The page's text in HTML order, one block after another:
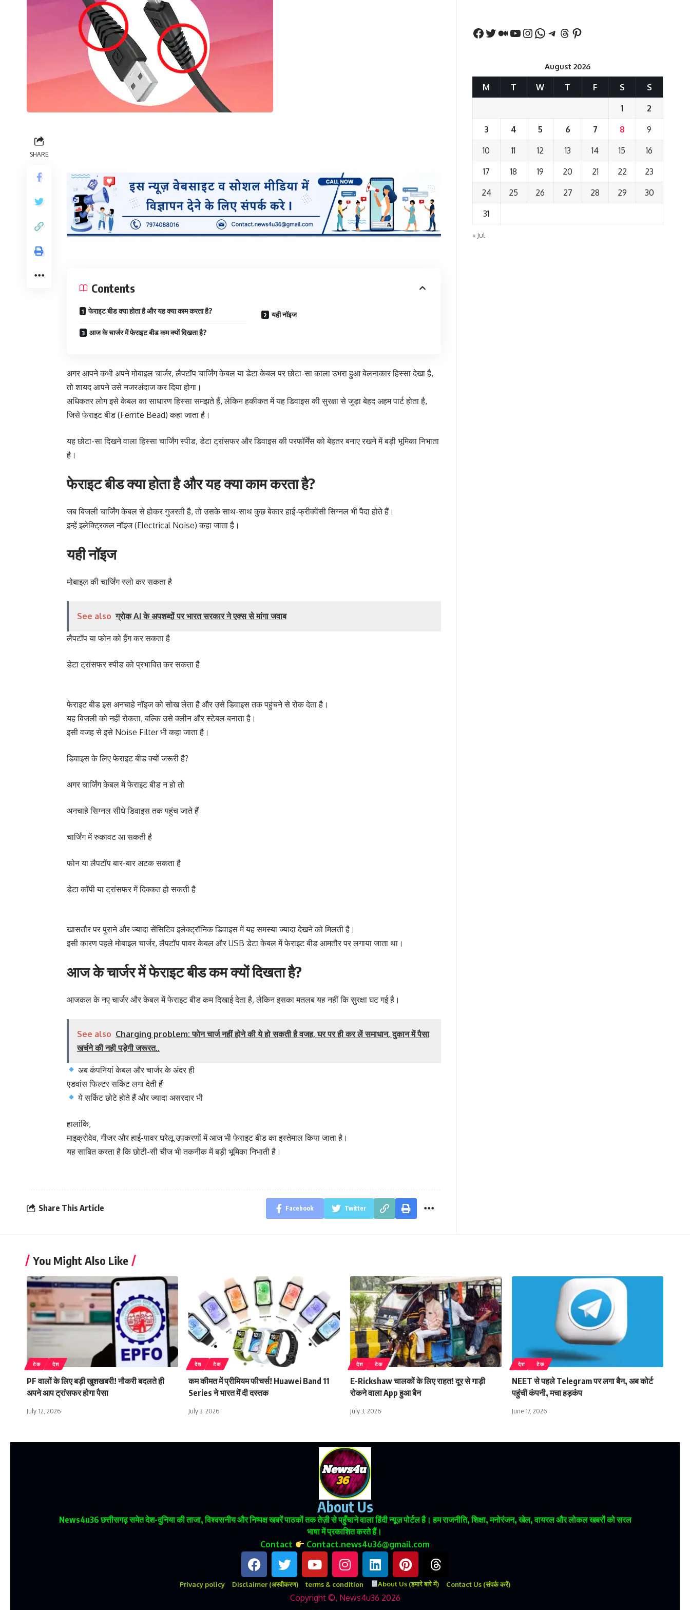
SHARE
Contents
फेराइट बीड क्या होता है और यह क्या काम करता है? यही नॉइज
आज के चार्जर में फेराइट बीड कम क्यों दिखता है?
अगर आपने कभी अपने मोबाइल चार्जर, लैपटॉप चार्जिंग केबल या डेटा केबल पर छोटा-सा काला उभरा हुआ बेलनाकार हिस्सा देखा है,
तो शायद आपने उसे नजरअंदाज कर दिया होगा।
अधिकतर लोग इसे केबल का साधारण हिस्सा समझते हैं, लेकिन हकीकत में यह डिवाइस की सुरक्षा से जुड़ा बेहद अहम पार्ट होता है,
जिसे फेराइट बीड (Ferrite Bead) कहा जाता है।
यह छोटा-सा दिखने वाला हिस्सा चार्जिंग स्पीड, डेटा ट्रांसफर और डिवाइस की परफॉर्मेंस को बेहतर बनाए रखने में बड़ी भूमिका निभाता
है।
फेराइट बीड क्या होता है और यह क्या काम करता है?
जब बिजली चार्जिंग केबल से होकर गुजरती है, तो उसके साथ-साथ कुछ बेकार हाई-फ्रीक्वेंसी सिग्नल भी पैदा होते हैं।
इन्हें इलेक्ट्रिकल नॉइज (Electrical Noise) कहा जाता है।
यही नॉइज
मोबाइल की चार्जिंग स्लो कर सकता है
See also ग्रोक AI के अपशब्दों पर भारत सरकार ने एक्स से मांगा जवाब
लैपटॉप या फोन को हैंग कर सकता है
डेटा ट्रांसफर स्पीड को प्रभावित कर सकता है
फेराइट बीड इस अनचाहे नॉइज को सोख लेता है और उसे डिवाइस तक पहुंचने से रोक देता है।
यह बिजली को नहीं रोकता, बल्कि उसे क्लीन और स्टेबल बनाता है।
इसी वजह से इसे Noise Filter भी कहा जाता है।
डिवाइस के लिए फेराइट बीड क्यों जरूरी है?
अगर चार्जिंग केबल में फेराइट बीड न हो तो
अनचाहे सिग्नल सीधे डिवाइस तक पहुंच जाते हैं
चार्जिंग में रुकावट आ सकती है
फोन या लैपटॉप बार-बार अटक सकता है
डेटा कॉपी या ट्रांसफर में दिक्कत हो सकती है
खासतौर पर पुराने और ज्यादा सेंसिटिव इलेक्ट्रॉनिक डिवाइस में यह समस्या ज्यादा देखने को मिलती है।
इसी कारण पहले मोबाइल चार्जर, लैपटॉप पावर केबल और USB डेटा केबल में फेराइट बीड आमतौर पर लगाया जाता था।
आज के चार्जर में फेराइट बीड कम क्यों दिखता है?
आजकल के नए चार्जर और केबल में फेराइट बीड कम दिखाई देता है, लेकिन इसका मतलब यह नहीं कि सुरक्षा घट गई है।
See also Charging problem: फोन चार्ज नहीं होने की ये हो सकती है वजह, घर पर ही कर लें समाधान, दुकान में पैसा
खर्चने की नही पड़ेगी जरूरत..
अब कंपनियां केबल और चार्जर के अंदर ही
एडवांस फिल्टर सर्किट लगा देती हैं
ये सर्किट छोटे होते हैं और ज्यादा असरदार भी
हालांकि,
माइक्रोवेव, गीजर और हाई-पावर घरेलू उपकरणों में आज भी फेराइट बीड का इस्तेमाल किया जाता है।
यह साबित करता है कि छोटी-सी चीज भी तकनीक में बड़ी भूमिका निभाती है।
Share This Article Facebook Twitter
August 2026
M T W T F S S
1 2
3 4 5 6 7 8 9
10 11 12 13 14 15 16
17 18 19 20 21 22 23
24 25 26 27 28 29 30
31
« Jul
You Might Also Like
टेक देश
PF वालों के लिए बड़ी खुशखबरी! नौकरी बदलते ही
अपने आप ट्रांसफर होगा पैसा
July 12, 2026
देश टेक
कम कीमत में प्रीमियम फीचर्स! Huawei Band 11
Series ने भारत में दी दस्तक
July 3, 2026
देश टेक
E-Rickshaw चालकों के लिए राहत! दूर से गाड़ी
रोकने वाला App हुआ बैन
July 3, 2026
देश टेक
NEET से पहले Telegram पर लगा बैन, अब कोर्ट
पहुंची कंपनी, मचा हड़कंप
June 17, 2026
About Us
News4u36छत्तीसगढ़ समेत देश-दुनिया की ताजा, विश्वसनीय और निष्पक्ष खबरें पाठकों तक तेज़ी से पहुँचाने वाला हिंदी न्यूज़ पोर्टल है। हम राजनीति, शिक्षा, मनोरंजन, खेल, वायरल और लोकल खबरों को सरल
भाषा में प्रकाशित करते हैं।
Contact
Contact.news4u36@gmail.com
Privacy policy Disclaimer (अस्वीकरण) terms & condition About Us (हमारे बारे में) Contact Us (संपर्क करें)
Copyright ©, News4u36 2026